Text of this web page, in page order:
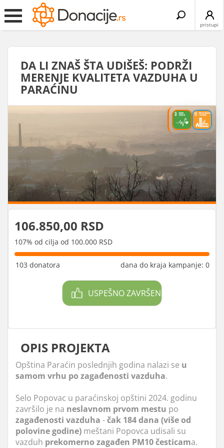
pristupi
Search
DA LI ZNAŠ ŠTA UDIŠEŠ: PODRŽI
MERENJE KVALITETA VAZDUHA U
PARAĆINU
106.850,00 RSD
107% od cilja od 100.000 RSD
103 donatora dana do kraja kampanje: 0
USPEŠNO ZAVRŠEN
OPIS PROJEKTA
Opština Paraćin poslednjih godina nalazi se u
samom vrhu po zagađenosti vazduha.
Selo Popovac u paraćinskoj opštini 2024. godinu
završilo je na neslavnom prvom mestu po
zagađenosti vazduha -čak 184 dana (više od
polovine godine) meštani Popovca udisali su
vazduh prekomerno zagađen PM10 česticama.